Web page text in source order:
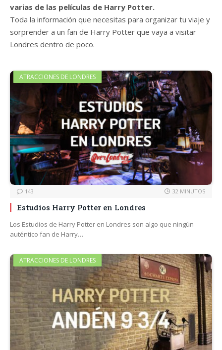
varias de las películas de Harry Potter.
Toda la información que necesitas para organizar tu viaje y
sorprender a un fan de Harry Potter que vaya a visitar
Londres dentro de poco.
ATRACCIONES DE LONDRES
143 32 MINUTOS
Estudios Harry Potter en Londres
Los Estudios de Harry Potter en Londres son algo que ningún
auténtico fan de Harry…
ATRACCIONES DE LONDRES